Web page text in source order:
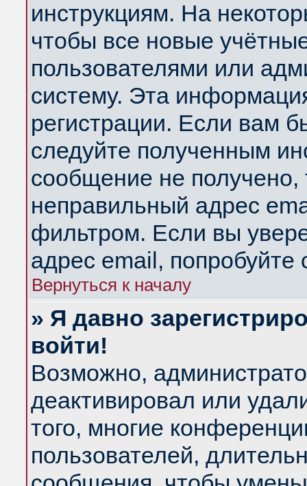
инструкциям. На
чтобы все новые
пользователями или
систему. Эта
регистрации. Если вам
следуйте полученным
сообщение не получено,
неправильный адрес
фильтром. Если вы
адрес email, попробуйте
Вернуться к началу
» Я давно
войти!
Возможно,
деактивировал или
того, многие
пользователей,